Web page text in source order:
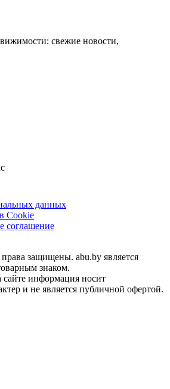
свежие новости,
данных
Cookie
соглашение
защищены. abu.by является
знаком.
сайте информация носит
и не является публичной офертой.